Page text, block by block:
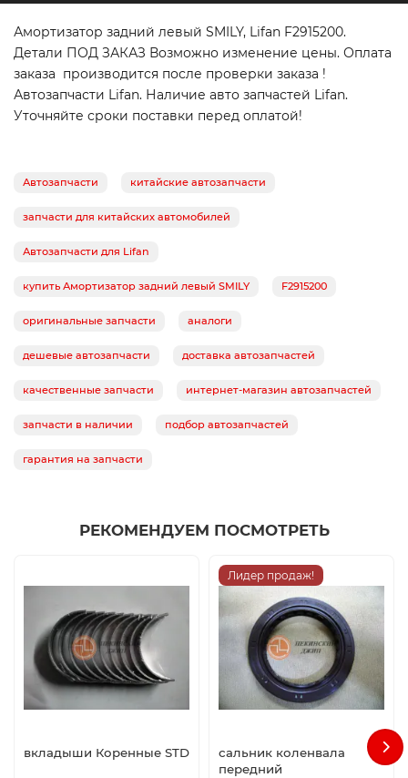
Амортизатор задний левый SMILY, Lifan F2915200.
Детали ПОД ЗАКАЗ Возможно изменение цены. Оплата
заказа производится после проверки заказа !
Автозапчасти Lifan. Наличие авто запчастей Lifan.
Уточняйте сроки поставки перед оплатой!
Автозапчасти китайские автозапчасти
запчасти для китайских автомобилей
Автозапчасти для Lifan
купить Амортизатор задний левый SMILY F2915200
оригинальные запчасти аналоги
дешевые автозапчасти доставка автозапчастей
качественные запчасти интернет-магазин автозапчастей
запчасти в наличии подбор автозапчастей
гарантия на запчасти
РЕКОМЕНДУЕМ ПОСМОТРЕТЬ
вкладыши Коренные STD
Лидер продаж!
сальник коленвала
передний